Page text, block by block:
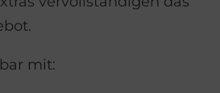
mit: